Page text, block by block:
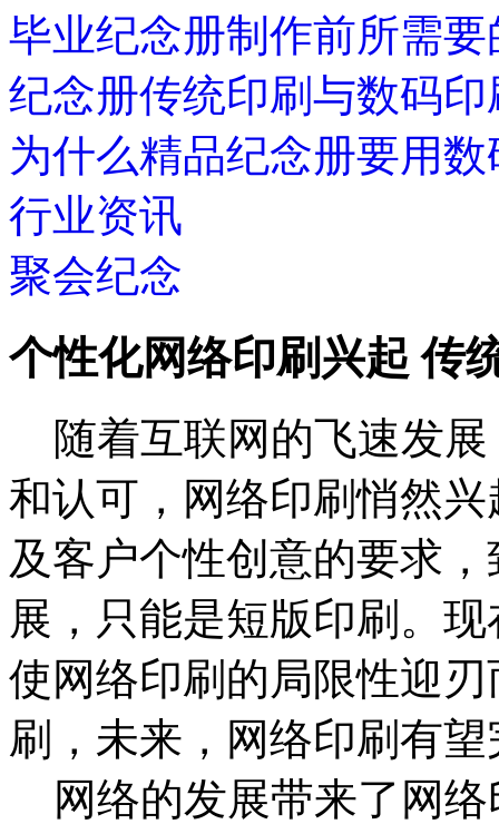
毕业纪念册制作前所需
纪念册传统印刷与数码
为什么精品纪念册要用
行业资讯
聚会纪念
个性化网络印刷兴起 传
随着互联网的飞速发展
和认可，网络印刷悄然
及客户个性创意的要求
展，只能是短版印刷。
使网络印刷的局限性迎
刷，未来，网络印刷有
网络的发展带来了网络